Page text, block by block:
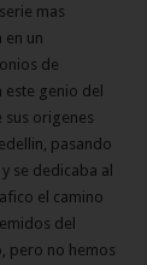
mas
en un
de
genio del
sus origenes
pasando
se dedicaba al
el camino
del
pero no hemos